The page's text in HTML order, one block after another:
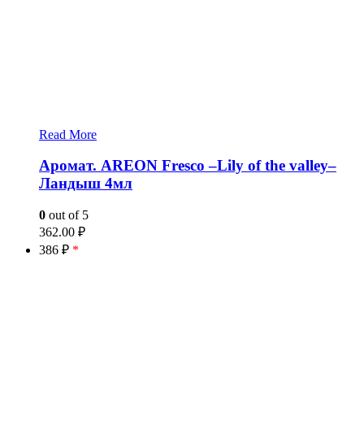
Read More
Аромат. AREON Fresco –Lily of the valley–
Ландыш 4мл
0 out of 5
362.00 ₽
386 ₽ *